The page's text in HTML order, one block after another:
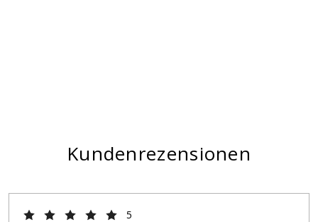
Kundenrezensionen
5